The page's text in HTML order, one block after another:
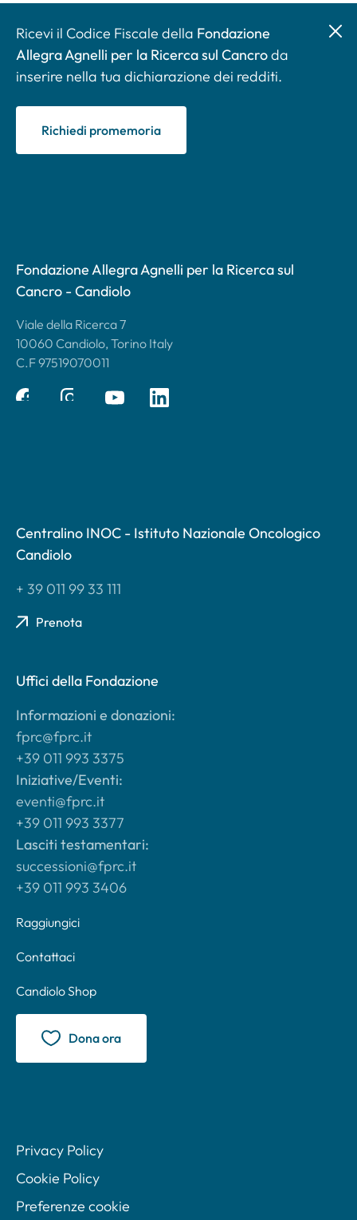
Ricevi il Codice Fiscale della Fondazione
Allegra Agnelli per la Ricerca sul Cancroda
inserire nella tua dichiarazione dei redditi.
Richiedi promemoria
Fondazione Allegra Agnelli per la Ricerca sul
Cancro - Candiolo
Viale della Ricerca 7
10060 Candiolo, Torino Italy
C.F 97519070011
Centralino INOC - Istituto Nazionale Oncologico
Candiolo
+ 39 011 99 33 111
Prenota
Uffici della Fondazione
Informazioni e donazioni:
fprc@fprc.it
+39 011 993 3375
Iniziative/Eventi:
eventi@fprc.it
+39 011 993 3377
Lasciti testamentari:
successioni@fprc.it
+39 011 993 3406
Raggiungici
Contattaci
Candiolo Shop
Dona ora
Privacy Policy
Cookie Policy
Preferenze cookie